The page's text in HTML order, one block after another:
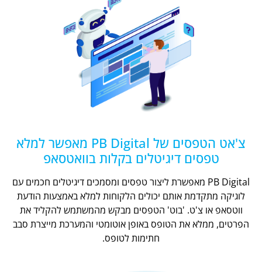
צ'אט הטפסים של PB Digital מאפשר למלא
טפסים דיגיטלים בקלות בוואטסאפ
PB Digital מאפשרת ליצור טפסים ומסמכים דיגיטלים חכמים עם
לוגיקה מתקדמת אותם יכולים הלקוחות למלא באמצעות הודעת
ווטסאפ או צ'ט. 'בוט' הטפסים מבקש מהמשתמש להקליד את
הפרטים, ממלא את הטופס באופן אוטומטי והמערכת מייצרת סבב
חתימות לטופס.